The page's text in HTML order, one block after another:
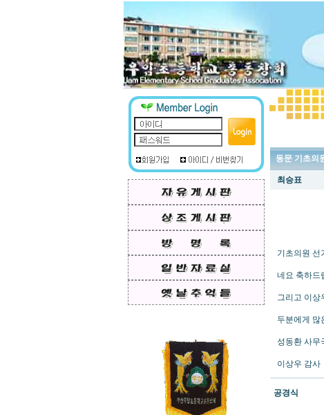
동문 기초의
최승표
기초의원 선
네요 축하드
그리고 이상
두분에게 많
성동환 사무
이상우 감
공경식